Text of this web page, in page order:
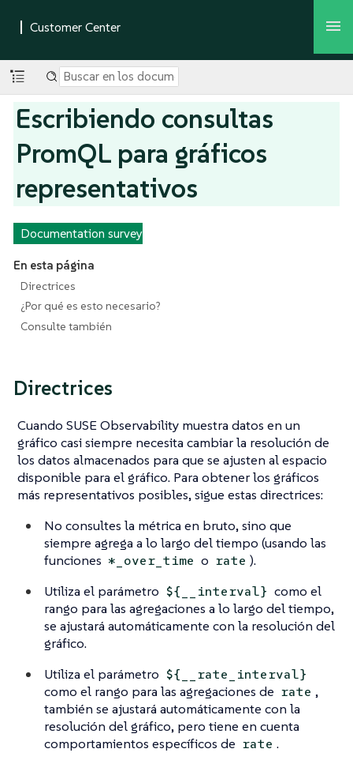
Escribiendo consultas
PromQL para gráficos
representativos
Documentation survey
En esta página
Directrices
¿Por qué es esto necesario?
Consulte también
Directrices
Cuando SUSE Observability muestra datos en un
gráfico casi siempre necesita cambiar la resolución de
los datos almacenados para que se ajusten al espacio
disponible para el gráfico. Para obtener los gráficos
más representativos posibles, sigue estas directrices:
No consultes la métrica en bruto, sino que
siempre agrega a lo largo del tiempo (usando las
funciones *_over_time o rate ).
Utiliza el parámetro ${__interval} como el
rango para las agregaciones a lo largo del tiempo,
se ajustará automáticamente con la resolución del
gráfico.
Utiliza el parámetro ${__rate_interval}
como el rango para las agregaciones de rate ,
también se ajustará automáticamente con la
resolución del gráfico, pero tiene en cuenta
comportamientos específicos de rate .